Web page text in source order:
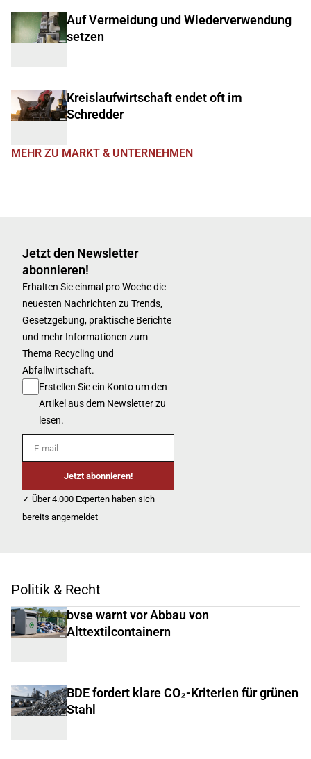
Auf Vermeidung und Wiederverwendung
setzen
Kreislaufwirtschaft endet oft im
Schredder
MEHR ZU MARKT & UNTERNEHMEN
Jetzt den Newsletter
abonnieren!
Erhalten Sie einmal pro Woche die
neuesten Nachrichten zu Trends,
Gesetzgebung, praktische Berichte
und mehr Informationen zum
Thema Recycling und
Abfallwirtschaft.
Erstellen Sie ein Konto um den
Artikel aus dem Newsletter zu
lesen.
E-mail
Jetzt abonnieren!
✓ Über 4.000 Experten haben sich
bereits angemeldet
Politik & Recht
bvse warnt vor Abbau von
Alttextilcontainern
BDE fordert klare CO₂-Kriterien für grünen
Stahl